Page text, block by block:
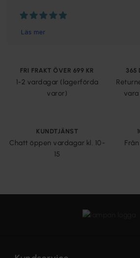
FRI FRAKT ÖVER 699 KR
1-2 vardagar (lagerförda
varor)
365
KUNDTJÄNST
Chatt öppen vardagar kl. 10-
15